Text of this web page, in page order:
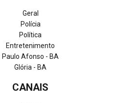
Geral
Polícia
Política
Entretenimento
Paulo Afonso - BA
Glória - BA
CANAIS